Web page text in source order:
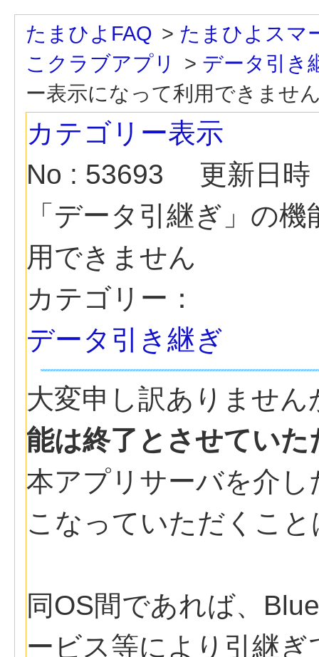
たまひよFAQ > たまひよスマ
こクラブアプリ
> データ引き
ー表示になって利用できませ
カテゴリー表示
No : 53693
更新日
「データ引継ぎ」の
用できません
カテゴリー：
データ引き継ぎ
大変申し訳ありません
能は終了とさせてい
本アプリサーバを介
こなっていただくこ
同OS間であれば、
ービス等により引継